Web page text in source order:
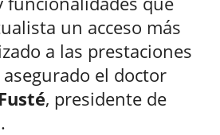
un acceso más
a las prestaciones
asegurado el doctor
, presidente de